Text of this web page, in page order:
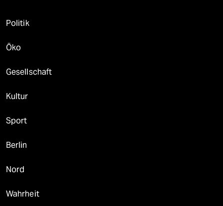
Politik
Öko
Gesellschaft
Kultur
Sport
Berlin
Nord
Wahrheit